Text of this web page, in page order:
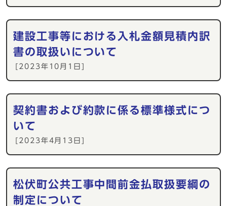
建設工事等における入札金額見積内訳
書の取扱いについて
[2023年10月1日]
契約書および約款に係る標準様式につ
いて
[2023年4月13日]
松伏町公共工事中間前金払取扱要綱の
制定について